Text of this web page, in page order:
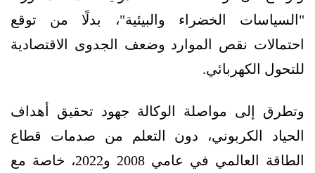
"السياسات الخضراء والبيئية"، بدلًا من توقع
احتمالات نقص الموارد وضعف الجدوى الاقتصادية
للتحول الكهربائي.
وتطرق إلى مواصلة الوكالة جهود تحقيق أهداف
الحياد الكربوني، دون التعلم من صدمات قطاع
الطاقة العالمي في عامي 2008 و2022، خاصة مع